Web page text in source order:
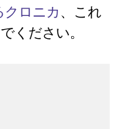
ロニカ 、これ
ください。